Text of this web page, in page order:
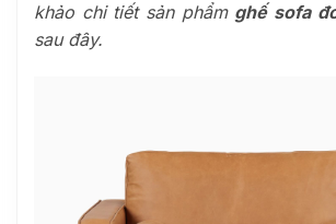
khảo chi tiết sản phẩm ghế sofa
sau đây.